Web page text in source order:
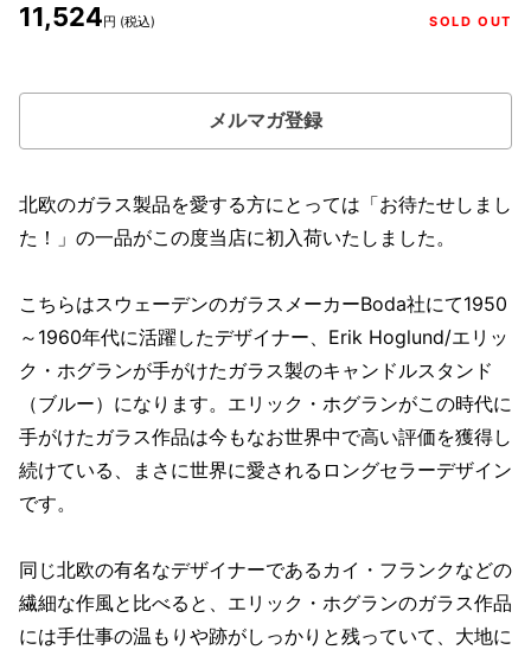
11,524円 (税込) SOLD OUT
メルマガ登録
北欧のガラス製品を愛する方にとっては「お待たせしまし
た！」の一品がこの度当店に初入荷いたしました。
こちらはスウェーデンのガラスメーカーBoda社にて1950
～1960年代に活躍したデザイナー、Erik Hoglund/エリッ
ク・ホグランが手がけたガラス製のキャンドルスタンド
（ブルー）になります。エリック・ホグランがこの時代に
手がけたガラス作品は今もなお世界中で高い評価を獲得し
続けている、まさに世界に愛されるロングセラーデザイン
です。
同じ北欧の有名なデザイナーであるカイ・フランクなどの
繊細な作風と比べると、エリック・ホグランのガラス作品
には手仕事の温もりや跡がしっかりと残っていて、大地に